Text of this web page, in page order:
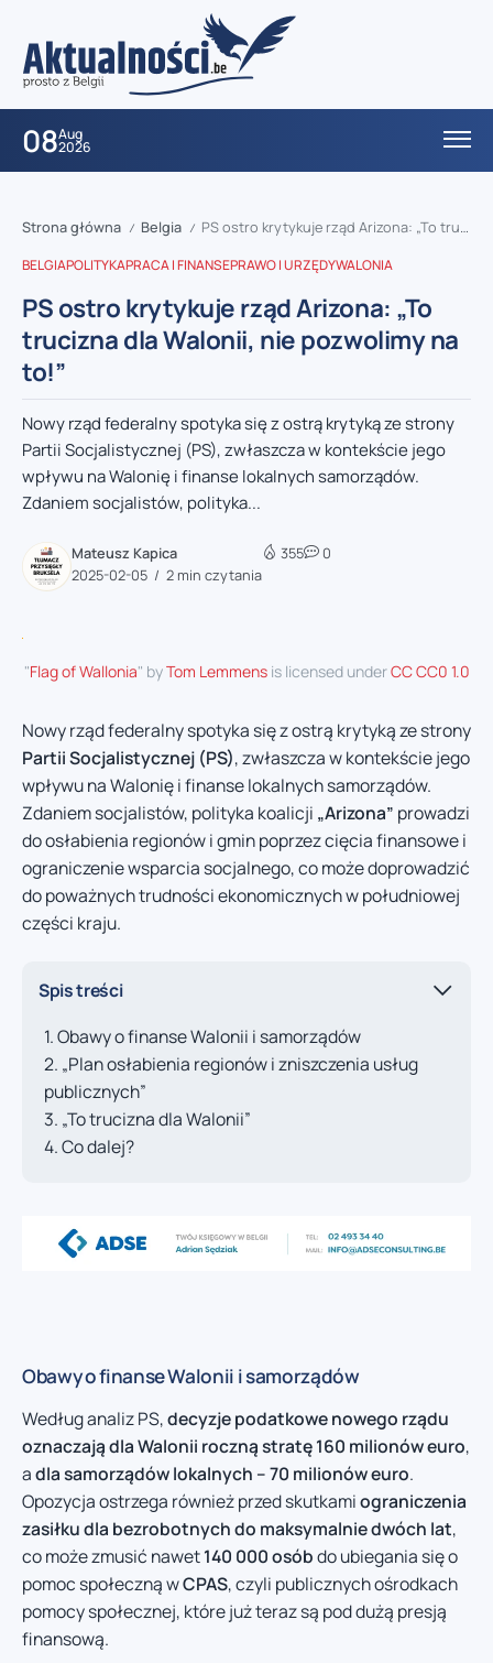
08Aug
2026
Strona główna / Belgia / PS ostro krytykuje rząd Arizona: „To trucizna dla Walonii, nie pozwolimy na to!”
BELGIAPOLITYKAPRACA I FINANSEPRAWO I URZĘDYWALONIA
PS ostro krytykuje rząd Arizona: „To
trucizna dla Walonii, nie pozwolimy na
to!”
Nowy rząd federalny spotyka się z ostrą krytyką ze strony
Partii Socjalistycznej (PS), zwłaszcza w kontekście jego
wpływu na Walonię i finanse lokalnych samorządów.
Zdaniem socjalistów, polityka...
Mateusz Kapica
2025-02-05
2 min czytania
355 0
"Flag of Wallonia" byTom Lemmensis licensed underCC CC0 1.0
Nowy rząd federalny spotyka się z ostrą krytyką ze strony
Partii Socjalistycznej (PS), zwłaszcza w kontekście jego
wpływu na Walonię i finanse lokalnych samorządów.
Zdaniem socjalistów, polityka koalicji „Arizona” prowadzi
do osłabienia regionów i gmin poprzez cięcia finansowe i
ograniczenie wsparcia socjalnego, co może doprowadzić
do poważnych trudności ekonomicznych w południowej
części kraju.
Spis treści
Obawy o finanse Walonii i samorządów
„Plan osłabienia regionów i zniszczenia usług
publicznych”
„To trucizna dla Walonii”
Co dalej?
Obawy o finanse Walonii i samorządów
Według analiz PS,decyzje podatkowe nowego rządu
oznaczają dla Walonii roczną stratę 160 milionów euro,
adla samorządów lokalnych – 70 milionów euro.
Opozycja ostrzega również przed skutkamiograniczenia
zasiłku dla bezrobotnych do maksymalnie dwóch lat,
co może zmusić nawet140 000 osóbdo ubiegania się o
pomoc społeczną wCPAS, czyli publicznych ośrodkach
pomocy społecznej, które już teraz są pod dużą presją
finansową.